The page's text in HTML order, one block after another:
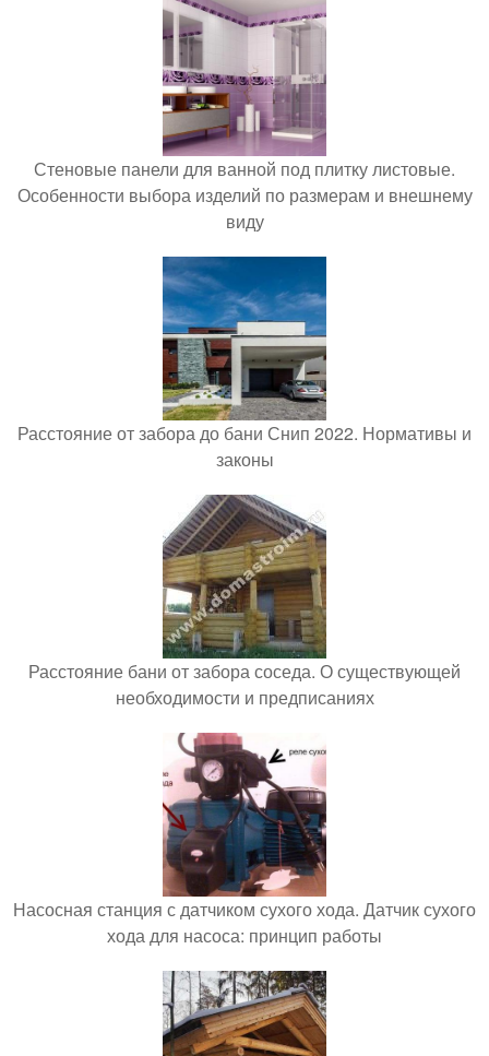
Стеновые панели для ванной под плитку листовые.
Особенности выбора изделий по размерам и внешнему
виду
Расстояние от забора до бани Снип 2022. Нормативы и
законы
Расстояние бани от забора соседа. О существующей
необходимости и предписаниях
Насосная станция с датчиком сухого хода. Датчик сухого
хода для насоса: принцип работы